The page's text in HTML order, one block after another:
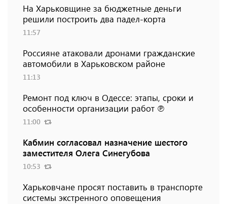
На Харьковщине за бюджетные деньги
решили построить два падел-корта
11:57
Россияне атаковали дронами гражданские
автомобили в Харьковском районе
11:13
Ремонт под ключ в Одессе: этапы, сроки и
особенности организации работ ℗
11:00
Кабмин согласовал назначение шестого
заместителя Олега Синегубова
10:53
Харьковчане просят поставить в транспорте
системы экстренного оповещения